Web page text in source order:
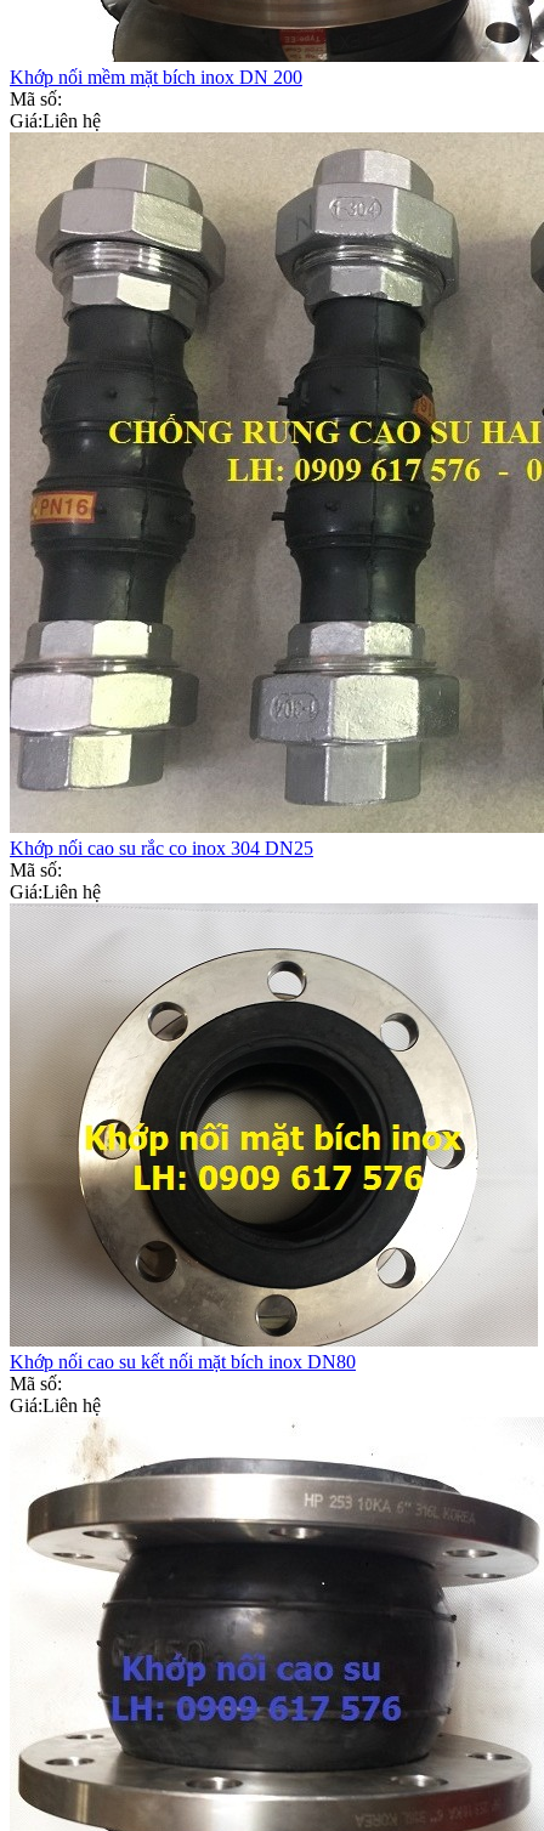
Khớp nối mềm mặt bích inox DN 200
Mã số:
Giá:Liên hệ
Khớp nối cao su rắc co inox 304 DN25
Mã số:
Giá:Liên hệ
Khớp nối cao su kết nối mặt bích inox DN80
Mã số:
Giá:Liên hệ